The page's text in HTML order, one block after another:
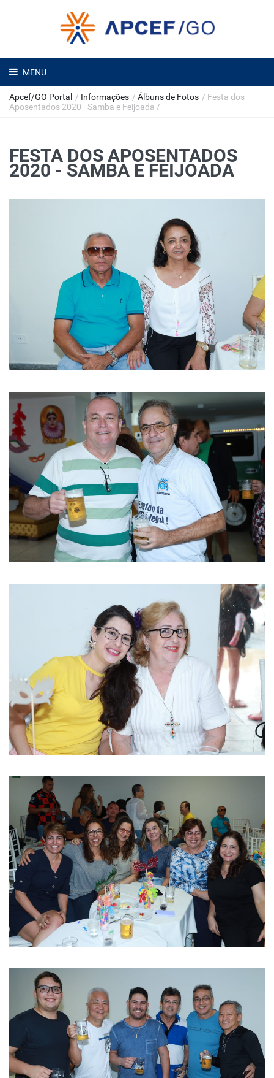
MENU
Apcef/GO Portal / Informações / Álbuns de Fotos / Festa dos
Aposentados 2020 - Samba e Feijoada /
FESTA DOS APOSENTADOS
2020 - SAMBA E FEIJOADA